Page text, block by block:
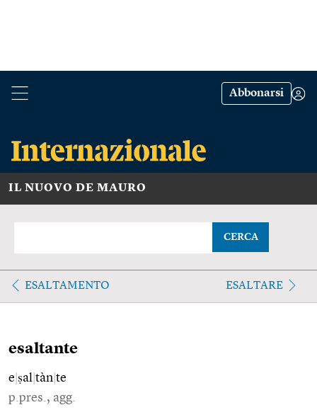
Abbonarsi
IL NUOVO DE MAURO
CERCA
ESALTAMENTO ESALTARE
esaltante
e ṣal tàn te
p.pres., agg.